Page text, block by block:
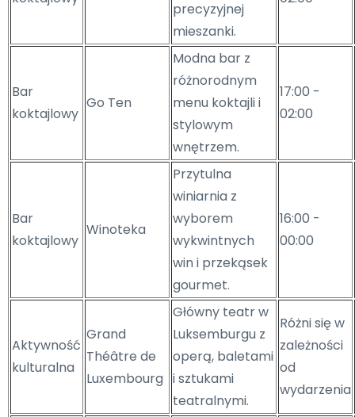
precyzyjnej
mieszanki.
Bar
koktajlowy
Go Ten
Modna bar z
różnorodnym
menu koktajli i
stylowym
wnętrzem.
17:00 -
02:00
Bar
koktajlowy
Winoteka
Przytulna
winiarnia z
wyborem
wykwintnych
win i przekąsek
gourmet.
16:00 -
00:00
Aktywność
kulturalna
Grand
Théâtre de
Luxembourg
Główny teatr w
Luksemburgu z
operą, baletami
i sztukami
teatralnymi.
Różni się w
zależności
od
wydarzenia